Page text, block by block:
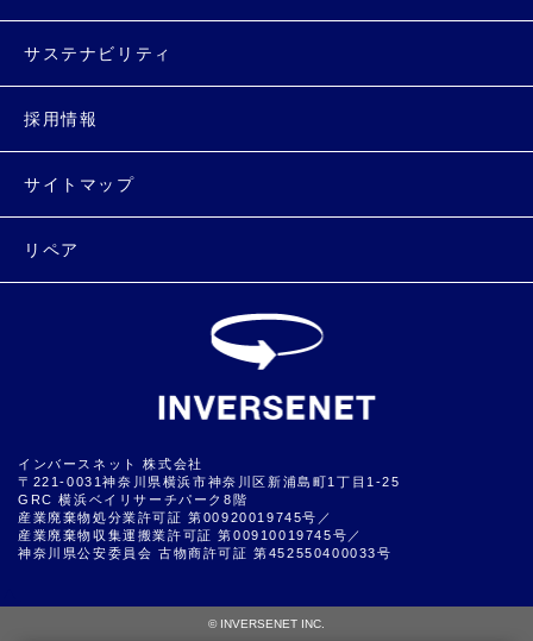
サステナビリティ
採用情報
サイトマップ
リペア
インバースネット 株式会社
〒221-0031神奈川県横浜市神奈川区新浦島町1丁目1-25
GRC 横浜ベイリサーチパーク8階
産業廃棄物処分業許可証 第00920019745号／
産業廃棄物収集運搬業許可証 第00910019745号／
神奈川県公安委員会 古物商許可証 第452550400033号
© INVERSENET INC.